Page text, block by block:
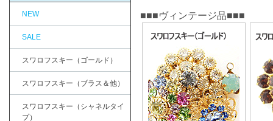
■■■ヴィンテージ品■■■
NEW
SALE
スワロフスキー（ゴールド）
スワロフスキー（ブラス＆他）
スワロフスキー（シャネルタイ
プ）